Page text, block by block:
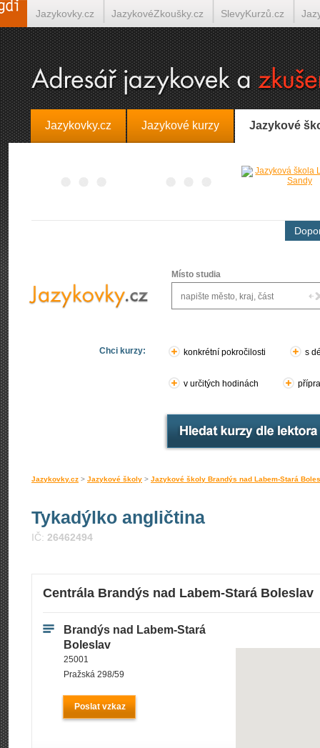
Jazykovky.cz Jazykové kurzy Jazykové
Místo studia
Chci kurzy: konkrétní pokročilosti s
v určitých hodinách
Jazykovky.cz > Jazykové školy > Jazykové školy Brandýs nad Labem-Stará
Tykadýlko angličtina
IČ: 26462494
Centrála Brandýs nad Labem-Stará Boleslav
Brandýs nad Labem-Stará
Boleslav
25001
Pražská 298/59
Poslat vzkaz
Jazykovky.cz JazykovéZkoušky.cz SlevyKurzů.cz
Španělština on-line Italština on-line Tlumočení-